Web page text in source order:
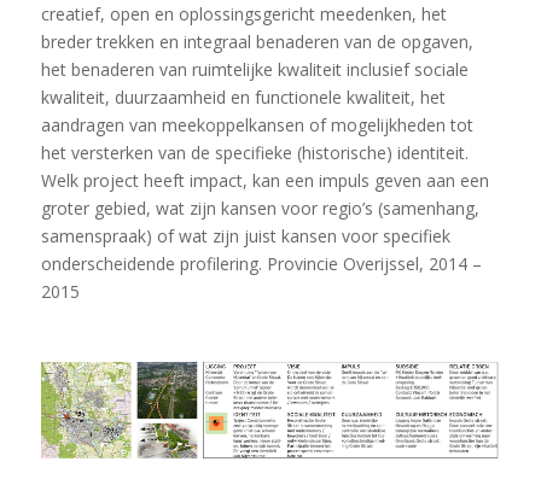
creatief, open en oplossingsgericht meedenken, het
breder trekken en integraal benaderen van de opgaven,
het benaderen van ruimtelijke kwaliteit inclusief sociale
kwaliteit, duurzaamheid en functionele kwaliteit, het
aandragen van meekoppelkansen of mogelijkheden tot
het versterken van de specifieke (historische) identiteit.
Welk project heeft impact, kan een impuls geven aan een
groter gebied, wat zijn kansen voor regio’s (samenhang,
samenspraak) of wat zijn juist kansen voor specifiek
onderscheidende profilering. Provincie Overijssel, 2014 –
2015